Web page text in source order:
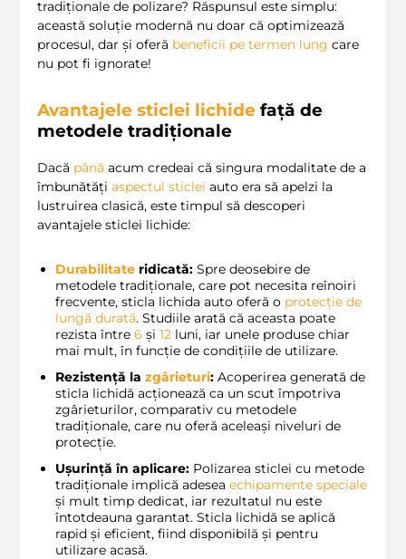
tradiționale de polizare? Răspunsul este simplu:
această soluție modernă nu doar că optimizează
procesul, dar și oferă beneficii pe termen lung care
nu pot fi ignorate!
Avantajele sticlei lichide față de
metodele tradiționale
Dacă până acum credeai că singura modalitate de a
îmbunătăți aspectul sticlei auto era să apelzi la
lustruirea clasică, este timpul să descoperi
avantajele sticlei lichide:
Durabilitate ridicată: Spre deosebire de
metodele tradiționale, care pot necesita reînoiri
frecvente, sticla lichida auto oferă o protecție de
lungă durată. Studiile arată că aceasta poate
rezista între 6 și 12 luni, iar unele produse chiar
mai mult, în funcție de condițiile de utilizare.
Rezistență la zgârieturi: Acoperirea generată de
sticla lichidă acționează ca un scut împotriva
zgârieturilor, comparativ cu metodele
tradiționale, care nu oferă aceleași niveluri de
protecție.
Ușurință în aplicare: Polizarea sticlei cu metode
tradiționale implică adesea echipamente speciale
și mult timp dedicat, iar rezultatul nu este
întotdeauna garantat. Sticla lichidă se aplică
rapid și eficient, fiind disponibilă și pentru
utilizare acasă.